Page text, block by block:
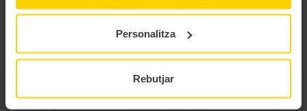
Personalitza
Rebutjar
tecnologia d’avantguarda en cada trajecte, establint un nou
CARACTERÍSTIQUES TÈCNIQUES